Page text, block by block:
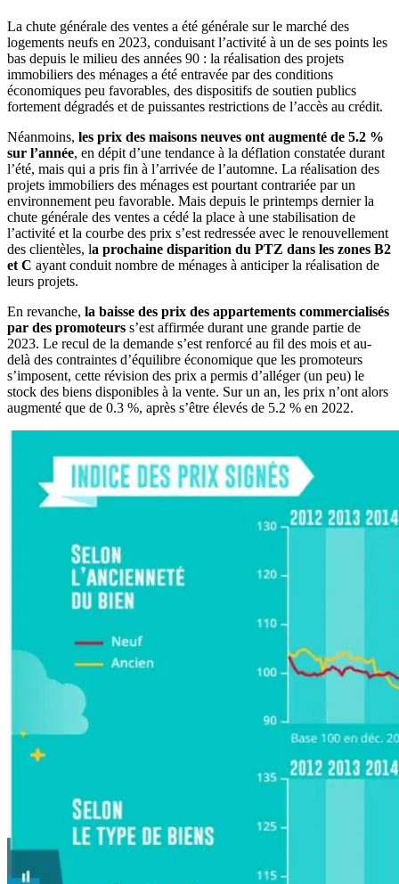
La chute générale des ventes a été générale sur le marché des
logements neufs en 2023, conduisant l’activité à un de ses points les
bas depuis le milieu des années 90 : la réalisation des projets
immobiliers des ménages a été entravée par des conditions
économiques peu favorables, des dispositifs de soutien publics
fortement dégradés et de puissantes restrictions de l’accès au crédit.
Néanmoins, les prix des maisons neuves ont augmenté de 5.2 %
sur l’année, en dépit d’une tendance à la déflation constatée durant
l’été, mais qui a pris fin à l’arrivée de l’automne. La réalisation des
projets immobiliers des ménages est pourtant contrariée par un
environnement peu favorable. Mais depuis le printemps dernier la
chute générale des ventes a cédé la place à une stabilisation de
l’activité et la courbe des prix s’est redressée avec le renouvellement
des clientèles, la prochaine disparition du PTZ dans les zones B2
et C ayant conduit nombre de ménages à anticiper la réalisation de
leurs projets.
En revanche, la baisse des prix des appartements commercialisés
par des promoteurs s’est affirmée durant une grande partie de
2023. Le recul de la demande s’est renforcé au fil des mois et au-
delà des contraintes d’équilibre économique que les promoteurs
s’imposent, cette révision des prix a permis d’alléger (un peu) le
stock des biens disponibles à la vente. Sur un an, les prix n’ont alors
augmenté que de 0.3 %, après s’être élevés de 5.2 % en 2022.